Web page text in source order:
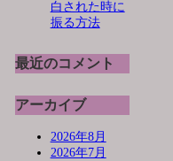
白された時に
振る方法
最近のコメント
アーカイブ
2026年8月
2026年7月